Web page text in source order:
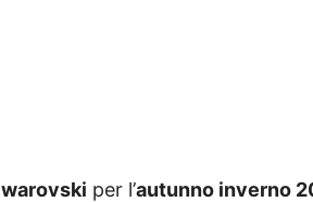
per l’autunno inverno